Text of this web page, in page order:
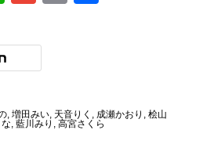
, 増田みい, 天音りく , 成瀬かおり , 桧山
, 藍川みり , 高宮さくら